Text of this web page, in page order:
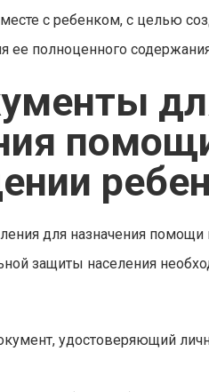
с ребенком, с целью
ее полноценного
для назначения
защиты населения
удостоверяющий